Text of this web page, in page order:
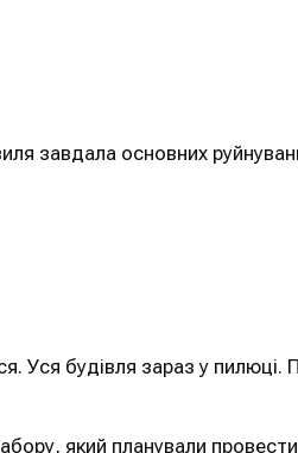
завдала основних
Уся будівля зараз у пилюці.
який планували